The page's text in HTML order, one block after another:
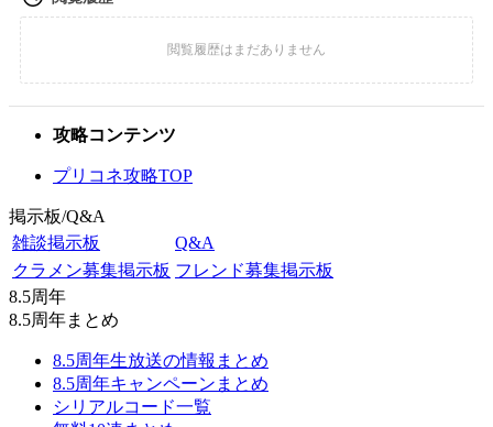
攻略コンテンツ
プリコネ攻略TOP
掲示板/Q&A
雑談掲示板
Q&A
クラメン募集掲示板 フレンド募集掲示板
8.5周年
8.5周年まとめ
8.5周年生放送の情報まとめ
8.5周年キャンペーンまとめ
シリアルコード一覧